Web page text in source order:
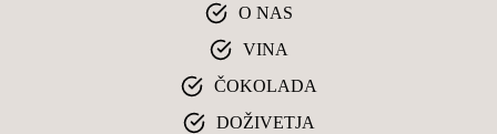
O NAS
VINA
ČOKOLADA
DOŽIVETJA